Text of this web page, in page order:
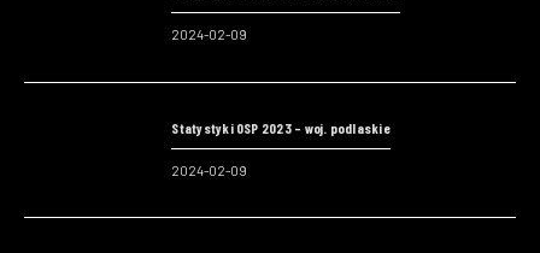
2024-02-09
Statystyki OSP 2023 – woj. podlaskie
2024-02-09